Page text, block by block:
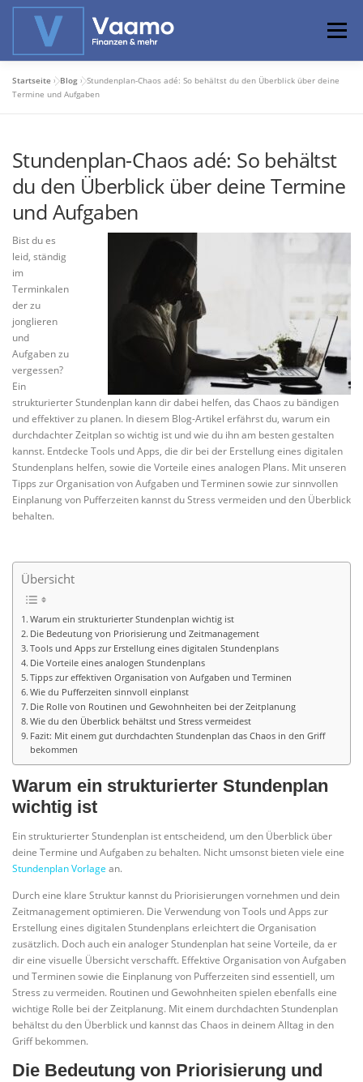
Zum
Menü
ABOUT ONLINE-RECHNER
PROFIWISSEN ALTERSVORSORGE
PRIVATIER WERDEN
Startseite »Blog »Stundenplan-Chaos adé: So behältst du den Überblick über deine
Termine und Aufgaben
Stundenplan-Chaos adé: So behältst
du den Überblick über deine Termine
und Aufgaben
Bist du es
leid, ständig
im
Terminkalen
der zu
jonglieren
und
Aufgaben zu
vergessen?
Ein
strukturierter Stundenplan kann dir dabei helfen, das Chaos zu bändigen
und effektiver zu planen. In diesem Blog-Artikel erfährst du, warum ein
durchdachter Zeitplan so wichtig ist und wie du ihn am besten gestalten
kannst. Entdecke Tools und Apps, die dir bei der Erstellung eines digitalen
Stundenplans helfen, sowie die Vorteile eines analogen Plans. Mit unseren
Tipps zur Organisation von Aufgaben und Terminen sowie zur sinnvollen
Einplanung von Pufferzeiten kannst du Stress vermeiden und den Überblick
behalten.
Übersicht
Warum ein strukturierter Stundenplan wichtig ist
Die Bedeutung von Priorisierung und Zeitmanagement
Tools und Apps zur Erstellung eines digitalen Stundenplans
Die Vorteile eines analogen Stundenplans
Tipps zur effektiven Organisation von Aufgaben und Terminen
Wie du Pufferzeiten sinnvoll einplanst
Die Rolle von Routinen und Gewohnheiten bei der Zeitplanung
Wie du den Überblick behältst und Stress vermeidest
Fazit: Mit einem gut durchdachten Stundenplan das Chaos in den Griff
bekommen
Warum ein strukturierter Stundenplan
wichtig ist
Ein strukturierter Stundenplan ist entscheidend, um den Überblick über
deine Termine und Aufgaben zu behalten. Nicht umsonst bieten viele eine
Stundenplan Vorlage an.
Durch eine klare Struktur kannst du Priorisierungen vornehmen und dein
Zeitmanagement optimieren. Die Verwendung von Tools und Apps zur
Erstellung eines digitalen Stundenplans erleichtert die Organisation
zusätzlich. Doch auch ein analoger Stundenplan hat seine Vorteile, da er
dir eine visuelle Übersicht verschafft. Effektive Organisation von Aufgaben
und Terminen sowie die Einplanung von Pufferzeiten sind essentiell, um
Stress zu vermeiden. Routinen und Gewohnheiten spielen ebenfalls eine
wichtige Rolle bei der Zeitplanung. Mit einem durchdachten Stundenplan
behältst du den Überblick und kannst das Chaos in deinem Alltag in den
Griff bekommen.
Die Bedeutung von Priorisierung und